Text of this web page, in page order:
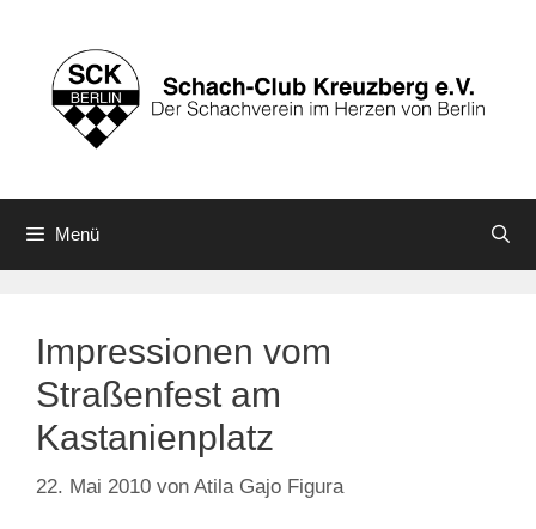
springen
Menü
Impressionen vom
Straßenfest am
Kastanienplatz
22. Mai 2010 von Atila Gajo Figura